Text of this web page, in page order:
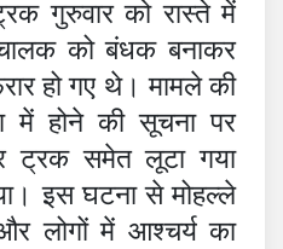
गुरुवार को रास्ते में
को बंधक बनाकर
हो गए थे। मामले की
में होने की सूचना पर
ट्रक समेत लूटा गया
इस घटना से मोहल्ले
लोगों में आश्चर्य का